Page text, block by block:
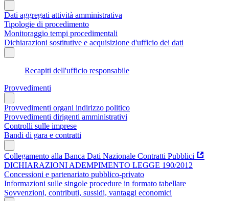
Dati aggregati attività amministrativa
Tipologie di procedimento
Monitoraggio tempi procedimentali
Dichiarazioni sostitutive e acquisizione d'ufficio dei dati
Recapiti dell'ufficio responsabile
Provvedimenti
Provvedimenti organi indirizzo politico
Provvedimenti dirigenti amministrativi
Controlli sulle imprese
Bandi di gara e contratti
Collegamento alla Banca Dati Nazionale Contratti Pubblici
DICHIARAZIONI ADEMPIMENTO LEGGE 190/2012
Concessioni e partenariato pubblico-privato
Informazioni sulle singole procedure in formato tabellare
Sovvenzioni, contributi, sussidi, vantaggi economici